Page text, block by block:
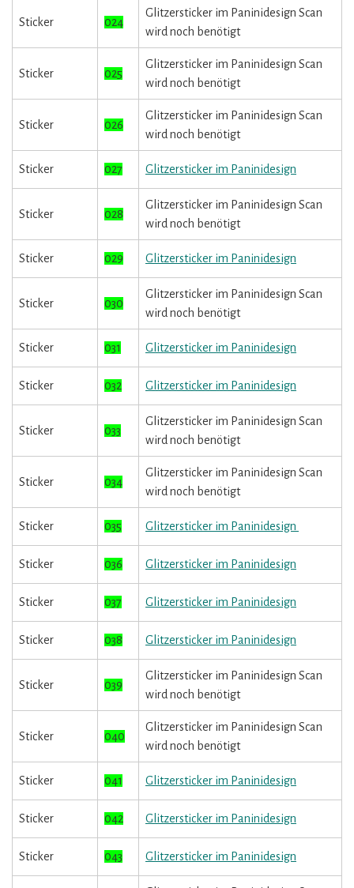
Sticker 024
Glitzersticker im Paninidesign Scan
wird noch benötigt
Sticker 025
Glitzersticker im Paninidesign Scan
wird noch benötigt
Sticker 026
Glitzersticker im Paninidesign Scan
wird noch benötigt
Sticker 027 Glitzersticker im Paninidesign
Sticker 028
Glitzersticker im Paninidesign Scan
wird noch benötigt
Sticker 029 Glitzersticker im Paninidesign
Sticker 030
Glitzersticker im Paninidesign Scan
wird noch benötigt
Sticker 031 Glitzersticker im Paninidesign
Sticker 032 Glitzersticker im Paninidesign
Sticker 033
Glitzersticker im Paninidesign Scan
wird noch benötigt
Sticker 034
Glitzersticker im Paninidesign Scan
wird noch benötigt
Sticker 035 Glitzersticker im Paninidesign
Sticker 036 Glitzersticker im Paninidesign
Sticker 037 Glitzersticker im Paninidesign
Sticker 038 Glitzersticker im Paninidesign
Sticker 039
Glitzersticker im Paninidesign Scan
wird noch benötigt
Sticker 040
Glitzersticker im Paninidesign Scan
wird noch benötigt
Sticker 041 Glitzersticker im Paninidesign
Sticker 042 Glitzersticker im Paninidesign
Sticker 043 Glitzersticker im Paninidesign